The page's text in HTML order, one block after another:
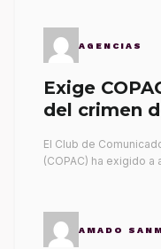
AGENCIAS
Exige
del crimen
El Club de
(COPAC) ha exigido
AMADO